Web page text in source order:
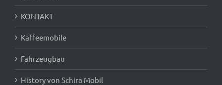
KONTAKT
Kaffeemobile
Fahrzeugbau
History von Schira Mobil